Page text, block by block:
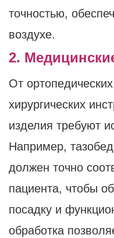
точностью,
воздухе.
2.
От
хирургических
изделия требуют
Например,
должен точно
пациента, чтобы
посадку и
обработка